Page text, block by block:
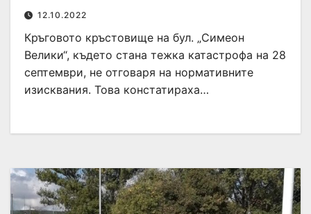
12.10.2022
Кръговото кръстовище на бул. „Симеон
Велики“, където стана тежка катастрофа на 28
септември, не отговаря на нормативните
изисквания. Това констатираха…